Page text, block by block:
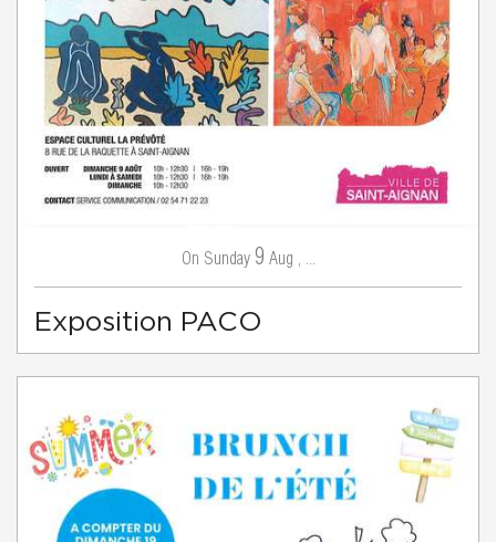
On Sunday 9 Aug , ...
Exposition PACO